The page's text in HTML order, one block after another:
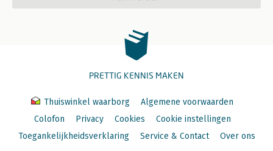
PRETTIG KENNIS MAKEN
Thuiswinkel waarborg
Algemene voorwaarden
Colofon
Privacy Cookies
Cookie instellingen
Toegankelijkheidsverklaring
Service & Contact Over ons